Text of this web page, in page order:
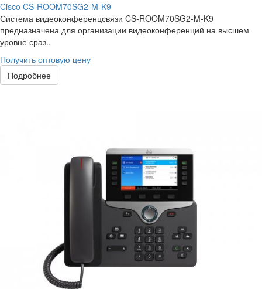
Cisco CS-ROOM70SG2-M-K9
Система видеоконференцсвязи CS-ROOM70SG2-M-K9
предназначена для организации видеоконференций на высшем
уровне сраз..
Получить оптовую цену
Подробнее